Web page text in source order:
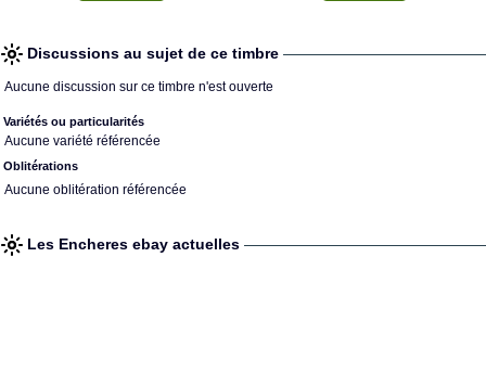
Discussions au sujet de ce timbre
Aucune discussion sur ce timbre n'est ouverte
Variétés ou particularités
Aucune variété référencée
Oblitérations
Aucune oblitération référencée
Les Encheres ebay actuelles